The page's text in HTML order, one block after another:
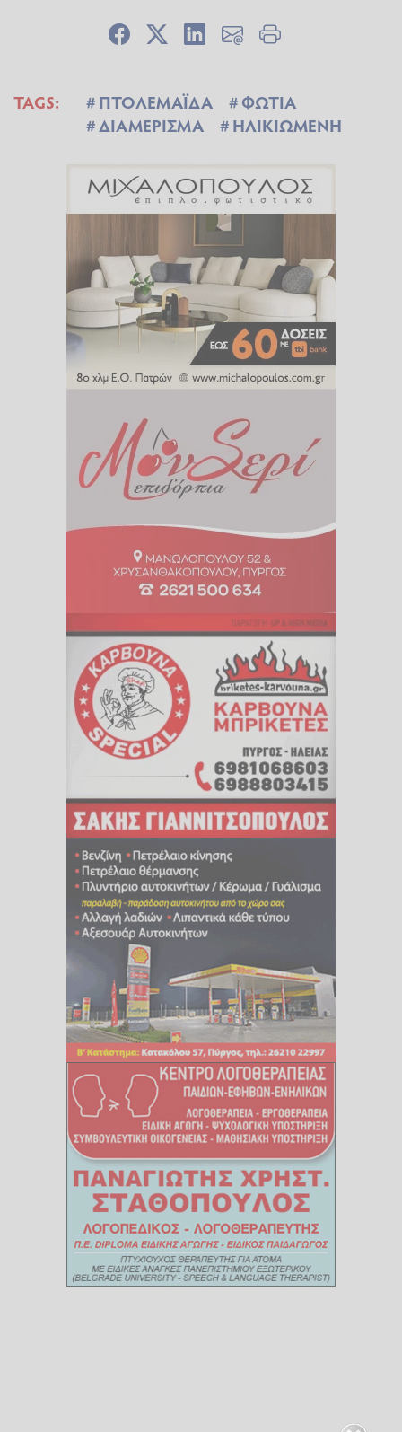
TAGS: ΠΤΟΛΕΜΑΪΔΑ
ΦΩΤΙΑ
ΔΙΑΜΕΡΙΣΜΑ
ΗΛΙΚΙΩΜΕΝΗ